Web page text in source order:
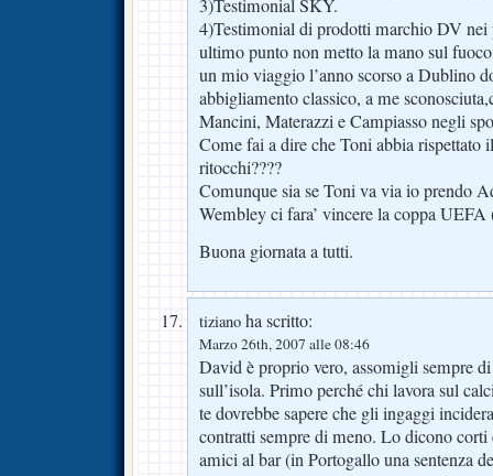
3)Testimonial SKY.
4)Testimonial di prodotti marchio DV nei
ultimo punto non metto la mano sul
un mio viaggio l’anno scorso a Dublino
abbigliamento classico, a me
Mancini, Materazzi e Campiasso negli
Come fai a dire che Toni abbia rispettato
ritocchi????
Comunque sia se Toni va via io prendo
Wembley ci fara’ vincere la coppa
Buona giornata a tutti.
tiziano ha scritto:
Marzo 26th, 2007 alle 08:46
David è proprio vero, assomigli sempre
sull’isola. Primo perché chi lavora sul
te dovrebbe sapere che gli ingaggi
contratti sempre di meno. Lo dicono
amici al bar (in Portogallo una sentenza